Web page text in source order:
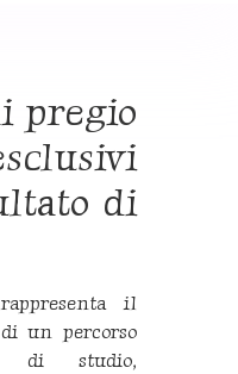
pregio
di
il
un percorso
di studio,